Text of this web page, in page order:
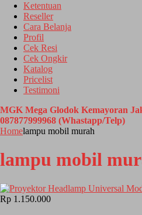
Ketentuan
Reseller
Cara Belanja
Profil
Cek Resi
Cek Ongkir
Katalog
Pricelist
Testimoni
MGK Mega Glodok Kemayoran
087877999968 (Whastapp/Telp)
Homelampu mobil murah
lampu mobil
Rp 1.150.000